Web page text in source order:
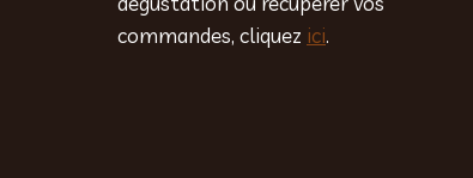
commandes, cliquez ici.